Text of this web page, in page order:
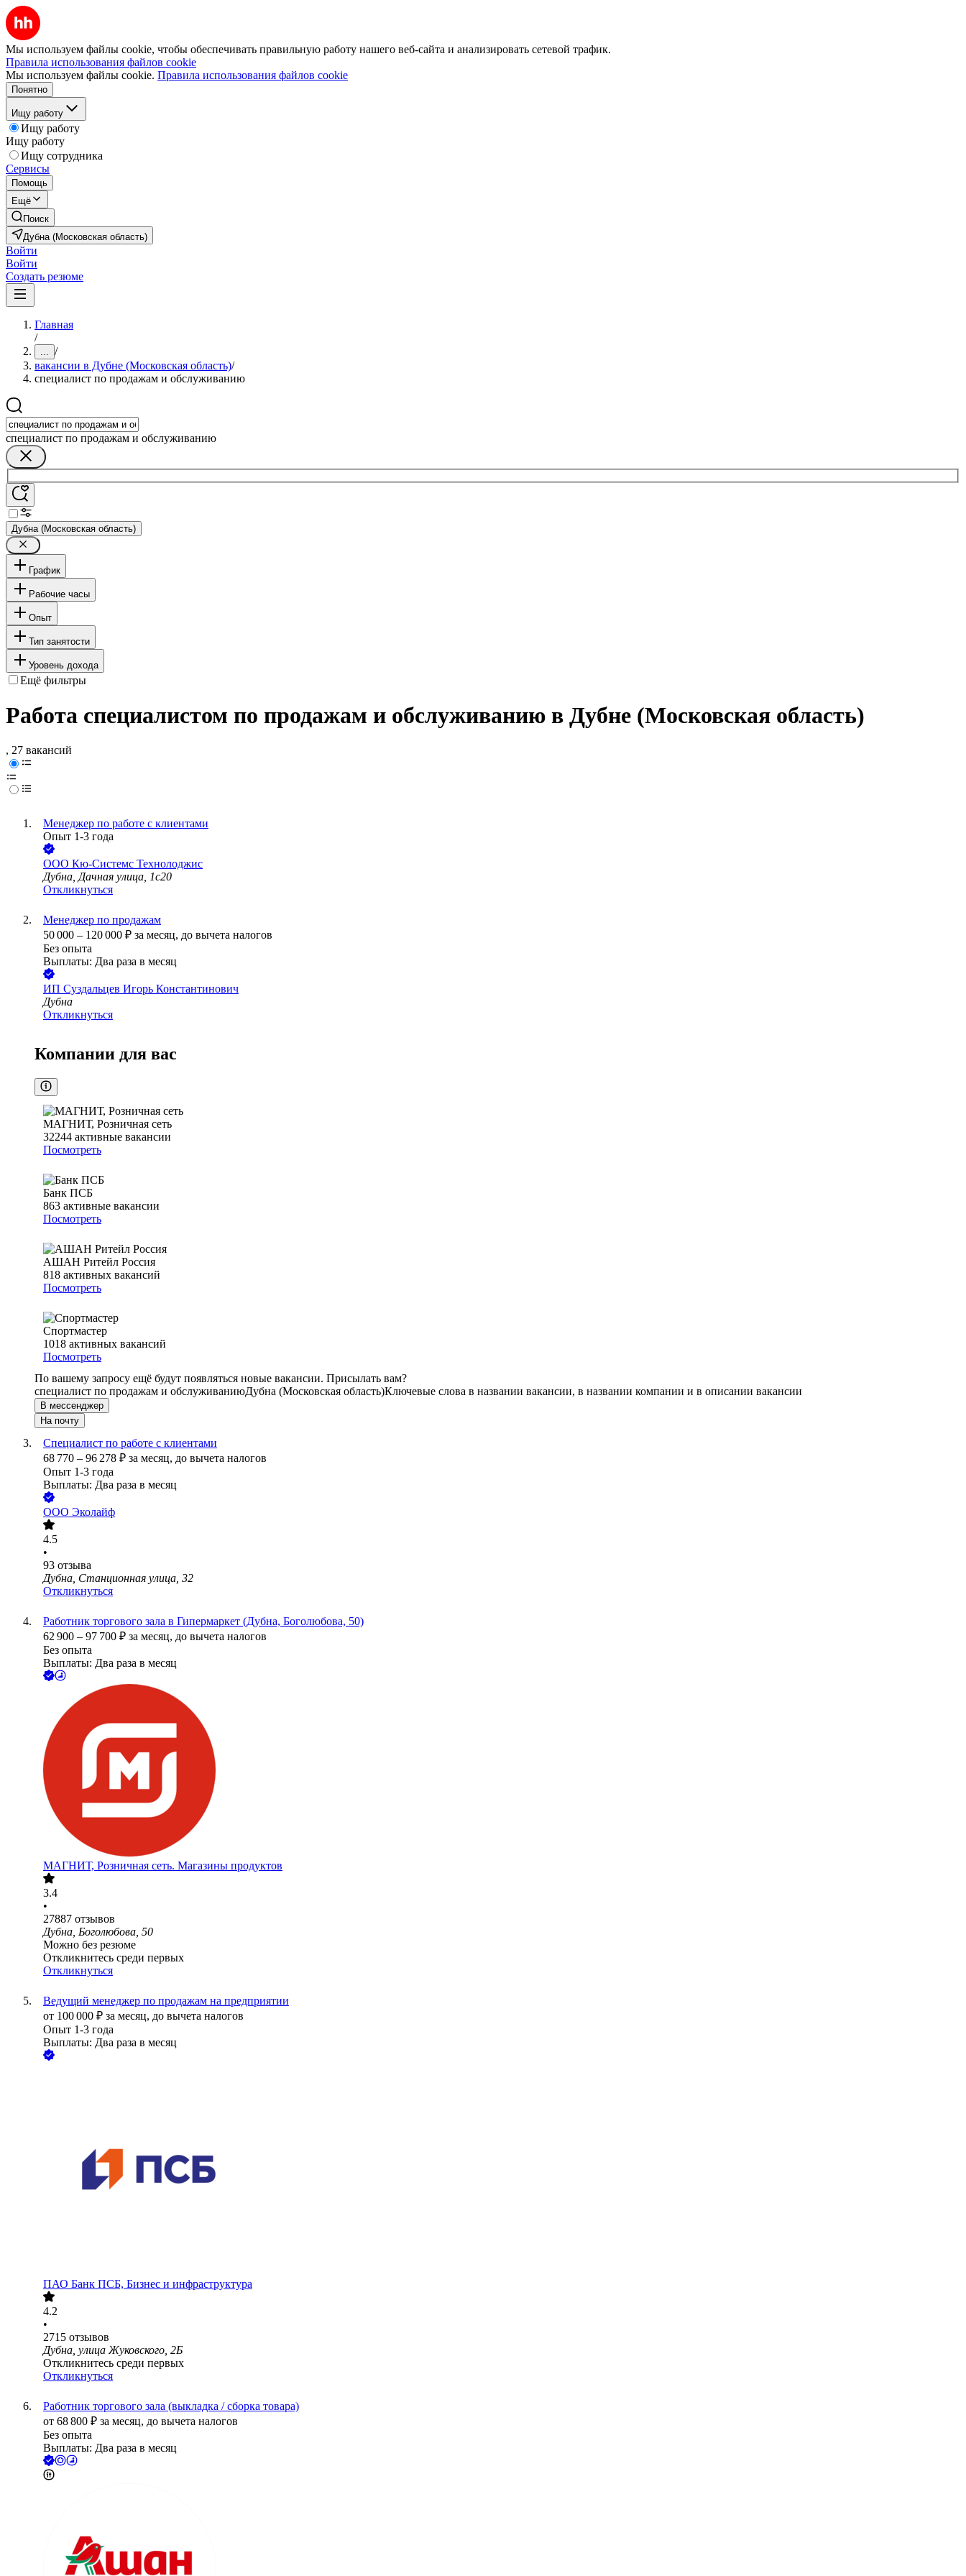
Мы используем файлы cookie, чтобы обеспечивать правильную работу нашего веб-сайта и анализировать сетевой трафик.
Правила использования файлов cookie
Мы используем файлы cookie. Правила использования файлов cookie
Понятно
Ищу работу
Ищу работу
Ищу работу
Ищу сотрудника
Сервисы
Помощь
Ещё
Поиск
Дубна (Московская область)
Войти
Войти
Создать резюме
Главная
/
... /
вакансии в Дубне (Московская область)/
специалист по продажам и обслуживанию
специалист по продажам и обслуживанию
Дубна (Московская область)
График
Рабочие часы
Опыт
Тип занятости
Уровень дохода
Ещё фильтры
Работа специалистом по продажам и обслуживанию в Дубне (Московская область)
, 27 вакансий
Менеджер по работе с клиентами
Опыт 1-3 года
ООО Кю-Системс Технолоджис
Дубна, Дачная улица, 1с20
Откликнуться
Менеджер по продажам
50 000 – 120 000 ₽ за месяц, до вычета налогов
Без опыта
Выплаты: Два раза в месяц
ИП Суздальцев Игорь Константинович
Дубна
Откликнуться
Компании для вас
МАГНИТ, Розничная сеть
32244 активные вакансии
Посмотреть
Банк ПСБ
863 активные вакансии
Посмотреть
АШАН Ритейл Россия
818 активных вакансий
Посмотреть
Спортмастер
1018 активных вакансий
Посмотреть
По вашему запросу ещё будут появляться новые вакансии. Присылать вам?
специалист по продажам и обслуживаниюДубна (Московская область)Ключевые слова в названии вакансии, в названии компании и в описании вакансии
В мессенджер
На почту
Специалист по работе с клиентами
68 770 – 96 278 ₽ за месяц, до вычета налогов
Опыт 1-3 года
Выплаты: Два раза в месяц
ООО Эколайф
4.5
•
93 отзыва
Дубна, Станционная улица, 32
Откликнуться
Работник торгового зала в Гипермаркет (Дубна, Боголюбова, 50)
62 900 – 97 700 ₽ за месяц, до вычета налогов
Без опыта
Выплаты: Два раза в месяц
МАГНИТ, Розничная сеть. Магазины продуктов
3.4
•
27887 отзывов
Дубна, Боголюбова, 50
Можно без резюме
Откликнитесь среди первых
Откликнуться
Ведущий менеджер по продажам на предприятии
от 100 000 ₽ за месяц, до вычета налогов
Опыт 1-3 года
Выплаты: Два раза в месяц
ПАО Банк ПСБ, Бизнес и инфраструктура
4.2
•
2715 отзывов
Дубна, улица Жуковского, 2Б
Откликнитесь среди первых
Откликнуться
Работник торгового зала (выкладка / сборка товара)
от 68 800 ₽ за месяц, до вычета налогов
Без опыта
Выплаты: Два раза в месяц